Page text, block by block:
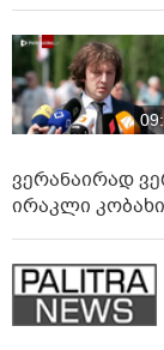
ვერანაირად
ირაკლი